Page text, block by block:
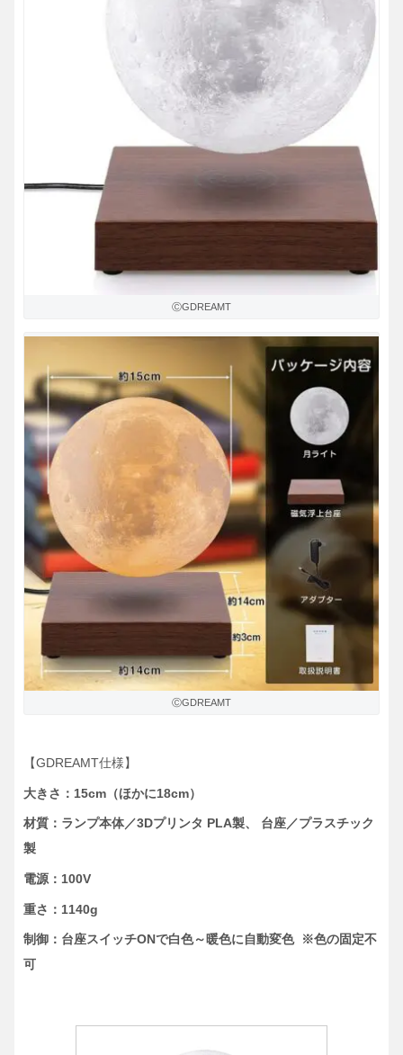
ⒸGDREAMT
ⒸGDREAMT
【GDREAMT仕様】
大きさ：15cm（ほかに18cm）
材質：ランプ本体／3Dプリンタ PLA製、 台座／プラスチック
製
電源：100V
重さ：1140g
制御：台座スイッチONで白色～暖色に自動変色 ※色の固定不
可